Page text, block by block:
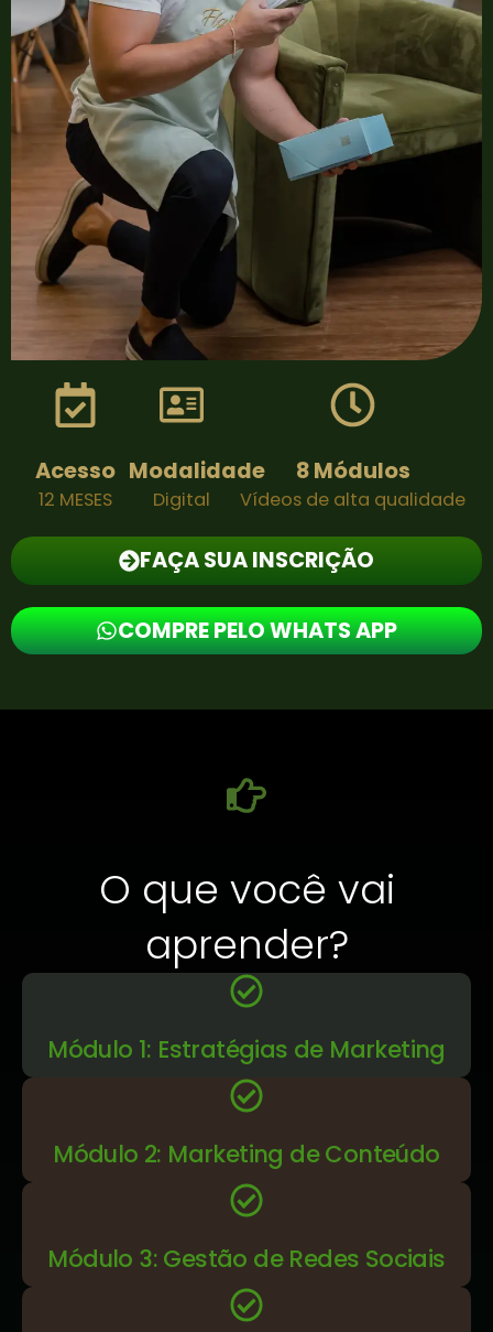
Acesso
12 MESES
Modalidade
Digital
8 Módulos
Vídeos de alta qualidade
FAÇA SUA INSCRIÇÃO
COMPRE PELO WHATS APP
O que você vai
aprender?
Módulo 1: Estratégias de Marketing
Módulo 2: Marketing de Conteúdo
Módulo 3: Gestão de Redes Sociais